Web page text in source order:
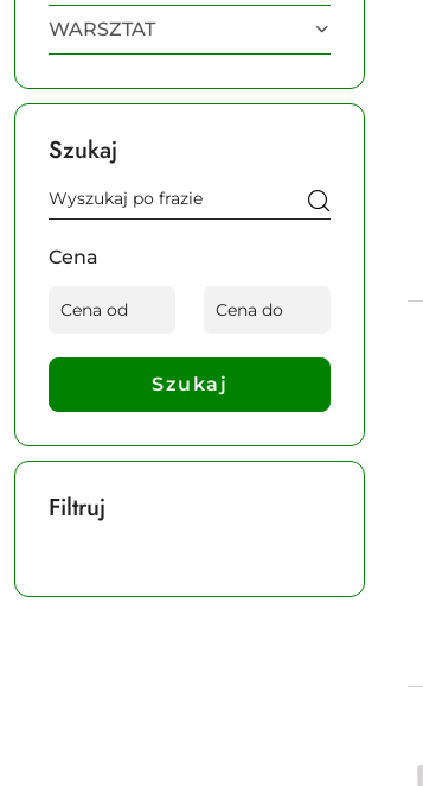
WARSZTAT
Szukaj
Cena
Szukaj
Filtruj